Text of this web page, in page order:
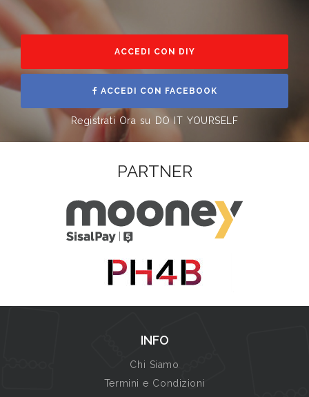
ACCEDI CON DIY
ACCEDI CON FACEBOOK
Registrati Ora su DO IT YOURSELF
PARTNER
INFO
Chi Siamo
Termini e Condizioni